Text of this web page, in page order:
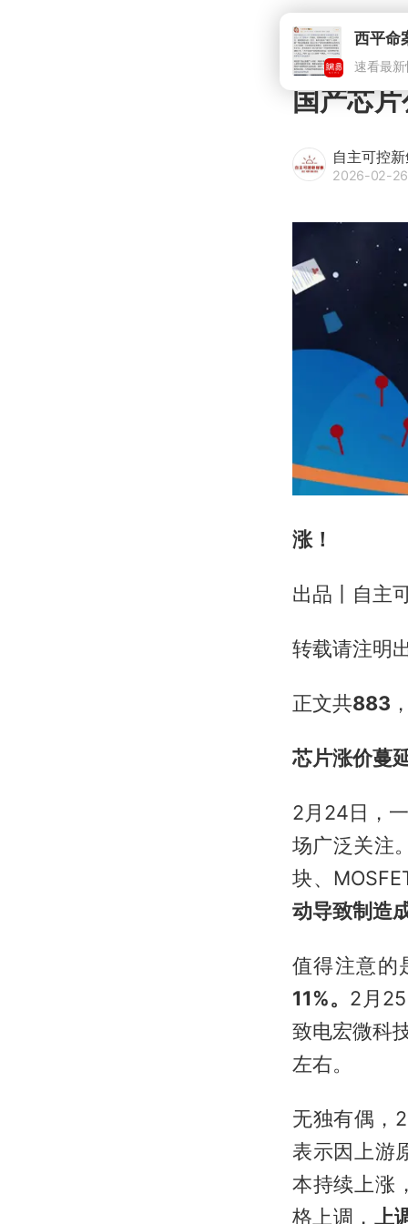
西平命
速看最
国产芯
自主可控
2026-02-
涨！
出品丨自主
转载请注明
正文共883
芯片涨价蔓
2月24日，
场广泛关注
块、
动导致制造
值得注意的
11%。 2月
致电宏微科
左右。
无独有偶，
表示因上游
本持续上涨
格上调， 上